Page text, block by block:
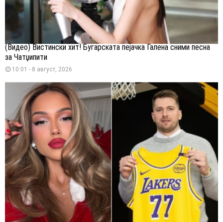
(Видео) Вистински хит! Бугарската пејачка Галена сними песна
за Чатџипити
10:01 - 8 август, 2026